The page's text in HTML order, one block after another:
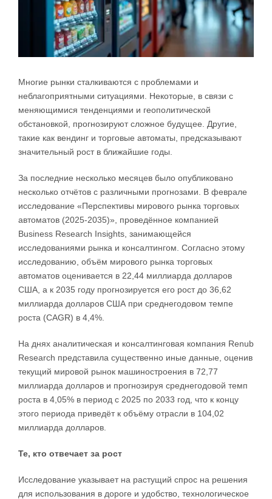
Многие рынки сталкиваются с проблемами и
неблагоприятными ситуациями. Некоторые, в связи с
меняющимися тенденциями и геополитической
обстановкой, прогнозируют сложное будущее. Другие,
такие как вендинг и торговые автоматы, предсказывают
значительный рост в ближайшие годы.
За последние несколько месяцев было опубликовано
несколько отчётов с различными прогнозами. В феврале
исследование «Перспективы мирового рынка торговых
автоматов (2025-2035)», проведённое компанией
Business Research Insights, занимающейся
исследованиями рынка и консалтингом. Согласно этому
исследованию, объём мирового рынка торговых
автоматов оценивается в 22,44 миллиарда долларов
США, а к 2035 году прогнозируется его рост до 36,62
миллиарда долларов США при среднегодовом темпе
роста (CAGR) в 4,4%.
На днях аналитическая и консалтинговая компания Renub
Research представила существенно иные данные, оценив
текущий мировой рынок машиностроения в 72,77
миллиарда долларов и прогнозируя среднегодовой темп
роста в 4,05% в период с 2025 по 2033 год, что к концу
этого периода приведёт к объёму отрасли в 104,02
миллиарда долларов.
Те, кто отвечает за рост
Исследование указывает на растущий спрос на решения
для использования в дороге и удобство, технологическое